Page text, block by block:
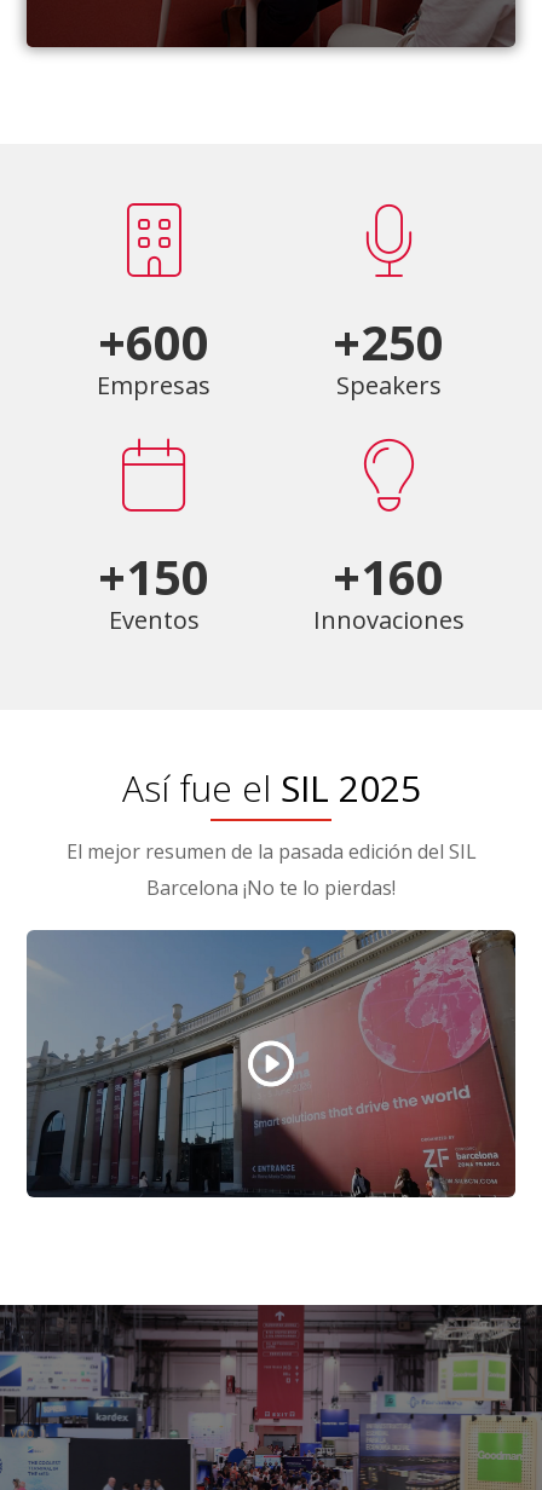
+600
Empresas
+250
Speakers
+150
Eventos
+160
Innovaciones
Así fue el SIL 2025
El mejor resumen de la pasada edición del SIL
Barcelona ¡No te lo pierdas!